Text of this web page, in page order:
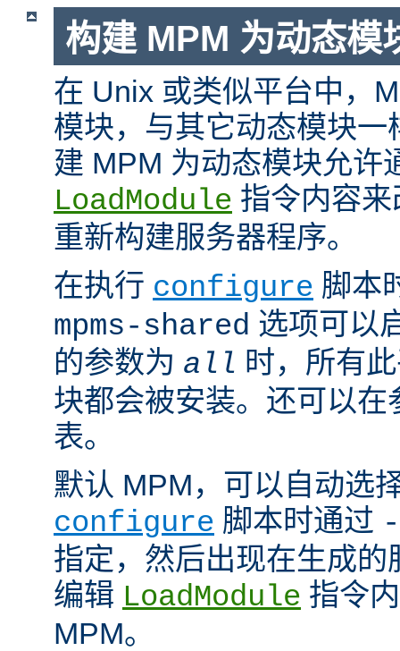
构建 MPM 为动态模
在 Unix 或类似平台中，
模块，与其它动态模块
建 MPM 为动态模块允许
LoadModule 指令内容
重新构建服务器程序。
在执行 configure 脚本
mpms-shared 选项可以
的参数为 all 时，所有
块都会被安装。还可以在
表。
默认 MPM，可以自动选
configure 脚本时通过
指定，然后出现在生成
编辑 LoadModule 指令
MPM。